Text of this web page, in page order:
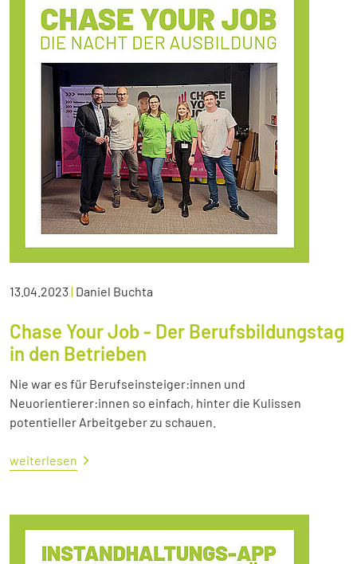
13.04.2023| Daniel Buchta
Chase Your Job - Der Berufsbildungstag
in den Betrieben
Nie war es für Berufseinsteiger:innen und
Neuorientierer:innen so einfach, hinter die Kulissen
potentieller Arbeitgeber zu schauen.
weiterlesen